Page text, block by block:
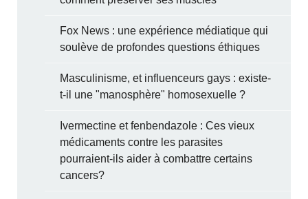
Fox News : une expérience médiatique qui
soulève de profondes questions éthiques
Masculinisme, et influenceurs gays : existe-
t-il une "manosphère" homosexuelle ?
Ivermectine et fenbendazole : Ces vieux
médicaments contre les parasites
pourraient-ils aider à combattre certains
cancers?